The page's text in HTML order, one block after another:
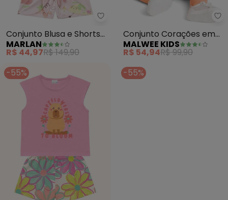
Marlan - Conjunto Blusa e
Conjunto Blusa e Shorts
Salada de Frutas (Rosa)
MARLAN
R$ 44,97R$ 149,90
Conjunto Corações em
Cotton (Rosa)
MALWEE KIDS
R$ 54,94R$ 99,90
-55%
-55%